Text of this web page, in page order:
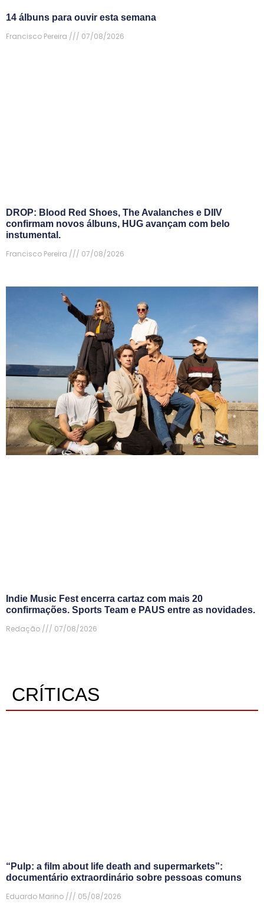
14 álbuns para ouvir esta semana
Francisco Pereira
07/08/2026
DROP: Blood Red Shoes, The Avalanches e DIIV
confirmam novos álbuns, HUG avançam com belo
instumental.
Francisco Pereira
07/08/2026
Indie Music Fest encerra cartaz com mais 20
confirmações. Sports Team e PAUS entre as novidades.
Redação
07/08/2026
CRÍTICAS
“Pulp: a film about life death and supermarkets”:
documentário extraordinário sobre pessoas comuns
Eduardo Marino
05/08/2026